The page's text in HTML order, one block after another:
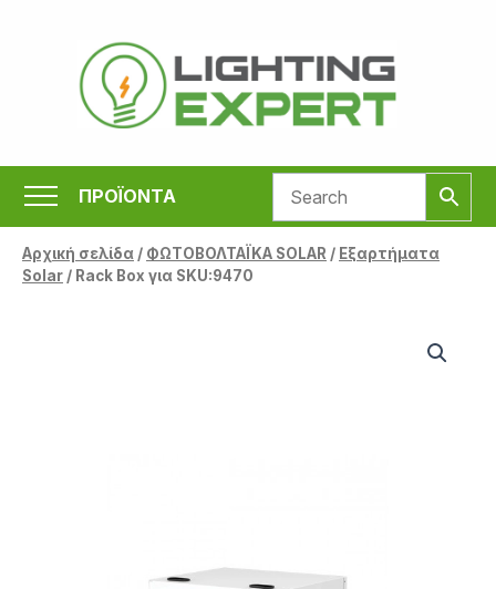
περιεχόμενο
ΠΡΟΪΟΝΤΑ
Αρχική σελίδα/ ΦΩΤΟΒΟΛΤΑΪΚΑ SOLAR / Εξαρτήματα
Solar/ Rack Box για SKU:9470